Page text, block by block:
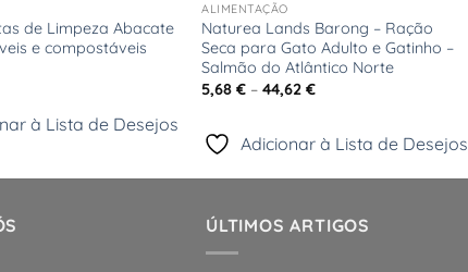
de Limpeza Abacate
e compostáveis
à Lista de Desejos
ALIMENTAÇÃO
Naturea Lands Barong – Ração
Seca para Gato Adulto e Gatinho –
Salmão do Atlântico Norte
5,68€ – 44,62€Price
through
44,62 €
Adicionar à Lista de Desejos
ÚLTIMOS ARTIGOS